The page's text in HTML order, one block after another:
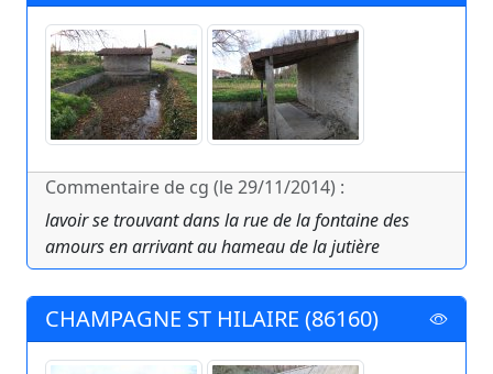
Commentaire de cg (le 29/11/2014) :
lavoir se trouvant dans la rue de la fontaine des
amours en arrivant au hameau de la jutière
CHAMPAGNE ST HILAIRE (86160)